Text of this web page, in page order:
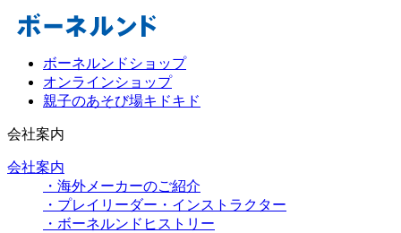
ボーネルンドショップ
オンラインショップ
親子のあそび場キドキド
会社案内
会社案内
・海外メーカーのご紹介
・プレイリーダー・インストラクター
・ボーネルンドヒストリー